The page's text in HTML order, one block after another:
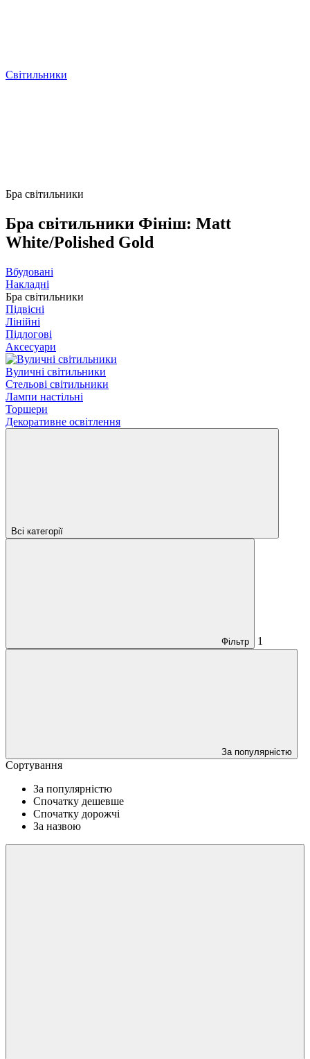
Світильники
Бра світильники
Бра світильники Фініш: Matt
White/Polished Gold
Вбудовані
Накладні
Бра світильники
Підвісні
Лінійні
Підлогові
Аксесуари
Вуличні світильники
Стельові світильники
Лампи настільні
Торшери
Декоративне освітлення
Всі категорії
Фільтр 1
За популярністю
Сортування
За популярністю
Спочатку дешевше
Спочатку дорожчі
За назвою